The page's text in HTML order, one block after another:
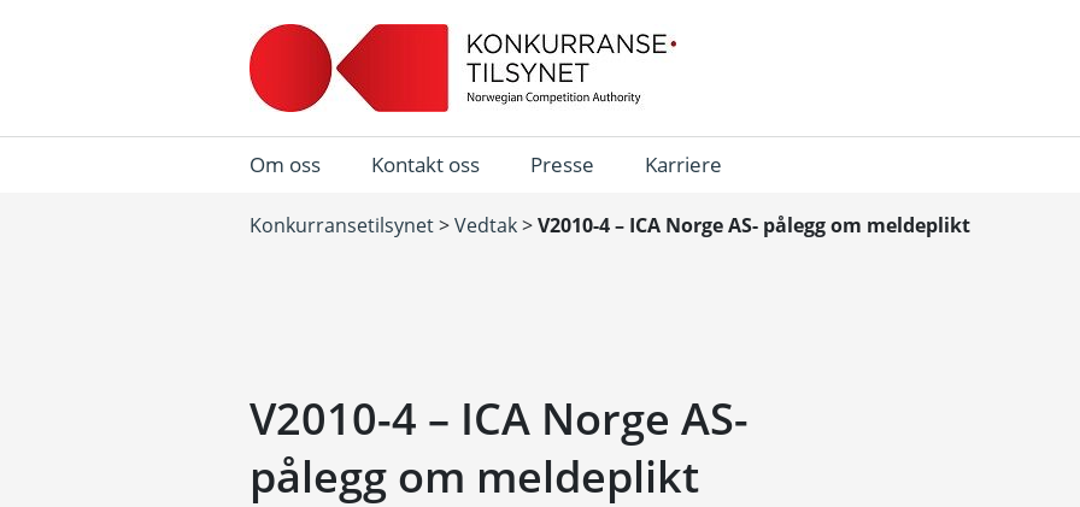
Om oss Kontakt oss Presse Karriere
Konkurransetilsynet>Vedtak>V2010-4 – ICA Norge AS- pålegg om meldeplikt
V2010-4 – ICA Norge AS-
pålegg om meldeplikt